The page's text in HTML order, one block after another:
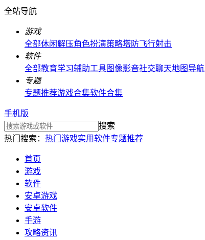
全站导航
游戏
全部休闲解压角色扮演策略塔防飞行射击
软件
全部教育学习辅助工具图像影音社交聊天地图导航
专题
专题推荐游戏合集软件合集
手机版
搜索
热门搜索： 热门游戏实用软件专题推荐
首页
游戏
软件
安卓游戏
安卓软件
手游
攻略资讯